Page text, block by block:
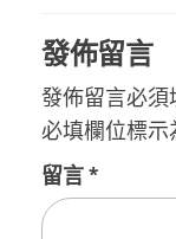
發佈留言
發佈留言必須
必填欄位標示
留言*